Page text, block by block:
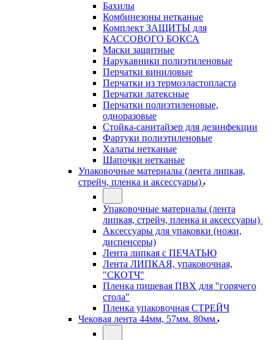
Бахилы
Комбинезоны нетканые
Комплект ЗАЩИТЫ для
КАССОВОГО БОКСА
Маски защитные
Нарукавники полиэтиленовые
Перчатки виниловые
Перчатки из термоэластопласта
Перчатки латексные
Перчатки полиэтиленовые,
одноразовые
Стойка-санитайзер для дезинфекции
Фартуки полиэтиленовые
Халаты нетканые
Шапочки нетканые
Упаковочные материалы (лента липкая,
стрейч, пленка и аксессуары)
Упаковочные материалы (лента
липкая, стрейч, пленка и аксессуары)
Аксессуары для упаковки (ножи,
диспенсеры)
Лента липкая с ПЕЧАТЬЮ
Лента ЛИПКАЯ, упаковочная,
"СКОТЧ"
Пленка пищевая ПВХ для "горячего
стола"
Пленка упаковочная СТРЕЙЧ
Чековая лента 44мм, 57мм. 80мм